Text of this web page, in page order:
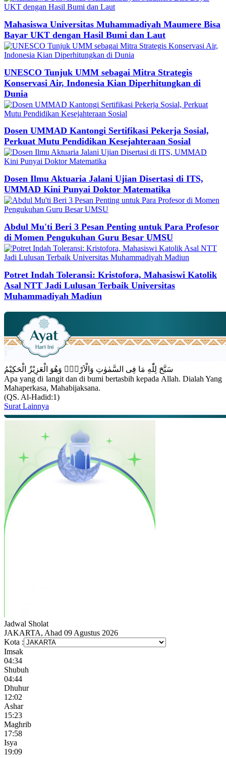
Mahasiswa Universitas Muhammadiyah Maumere Bisa
Bayar UKT dengan Hasil Bumi dan Laut
UNESCO Tunjuk UMM sebagai Mitra Strategis
Konservasi Air, Indonesia Kian Diperhitungkan di
Dunia
Dosen UMMAD Kantongi Sertifikasi Pekerja Sosial,
Perkuat Mutu Pendidikan Kesejahteraan Sosial
Dosen Ilmu Aktuaria Jalani Ujian Disertasi di ITS,
UMMAD Kini Punyai Doktor Matematika
Abdul Mu'ti Beri 3 Pesan Penting untuk Para Profesor
di Momen Pengukuhan Guru Besar UMSU
Potret Indah Toleransi: Kristofora, Mahasiswi Katolik
Asal NTT Jadi Lulusan Terbaik Universitas
Muhammadiyah Madiun
سَبَّحَ لِلّٰهِ مَا فِى السَّمٰوٰتِ وَالْاَرْضِۚ وَهُوَ الْعَزِيْزُ الْحَكِيْمُ
Apa yang di langit dan di bumi bertasbih kepada Allah. Dialah Yang
Mahaperkasa, Mahabijaksana.
(QS. Al-Hadid:1)
Surat Lainnya
Jadwal Sholat
JAKARTA, Ahad 09 Agustus 2026
Kota :
Imsak
04:34
Shubuh
04:44
Dhuhur
12:02
Ashar
15:23
Maghrib
17:58
Isya
19:09